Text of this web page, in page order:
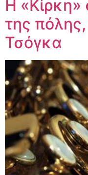
Η «Κίρκη»
της
Τσόγκα